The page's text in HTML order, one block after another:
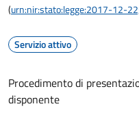
(urn:nir:stato:legge:2017-12-
Servizio attivo
Procedimento di
disponente